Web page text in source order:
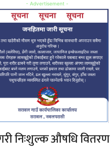
- Advertisement -
निःशुल्क औषधि वितरण